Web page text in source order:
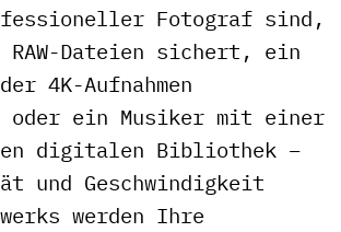
Fotograf sind,
Dateien sichert, ein
4K-Aufnahmen
ein Musiker mit einer
digitalen Bibliothek –
und Geschwindigkeit
werden Ihre